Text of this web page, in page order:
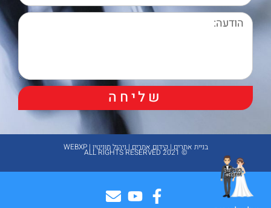
שליחה
בניית אתרים | קידום אתרים | ניהול מוניטין | WEBXP
© 2021 ALL RIGHTS RESERVED​